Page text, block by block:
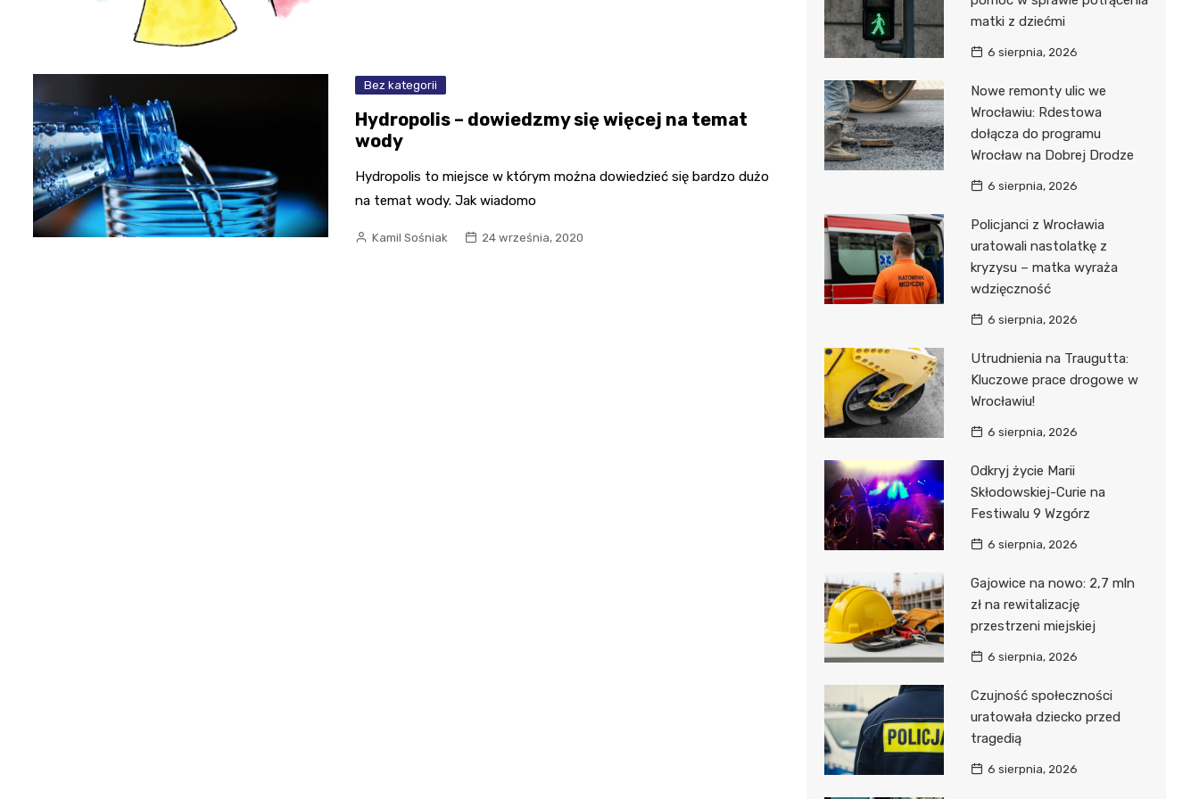
Bez kategorii
Hydropolis – dowiedzmy się więcej na temat
wody
Hydropolis to miejsce w którym można dowiedzieć się bardzo dużo
na temat wody. Jak wiadomo
Kamil Sośniak 24 września, 2020
matki z dziećmi
6 sierpnia, 2026
Nowe remonty ulic we
Wrocławiu: Rdestowa
dołącza do programu
Wrocław na Dobrej Drodze
6 sierpnia, 2026
Policjanci z Wrocławia
uratowali nastolatkę z
kryzysu – matka wyraża
wdzięczność
6 sierpnia, 2026
Utrudnienia na Traugutta:
Kluczowe prace drogowe w
Wrocławiu!
6 sierpnia, 2026
Odkryj życie Marii
Skłodowskiej-Curie na
Festiwalu 9 Wzgórz
6 sierpnia, 2026
Gajowice na nowo: 2,7 mln
zł na rewitalizację
przestrzeni miejskiej
6 sierpnia, 2026
Czujność społeczności
uratowała dziecko przed
tragedią
6 sierpnia, 2026